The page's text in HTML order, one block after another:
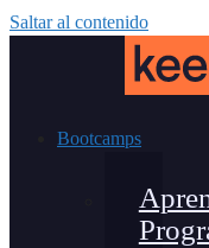
Saltar al contenido
Bootcamps